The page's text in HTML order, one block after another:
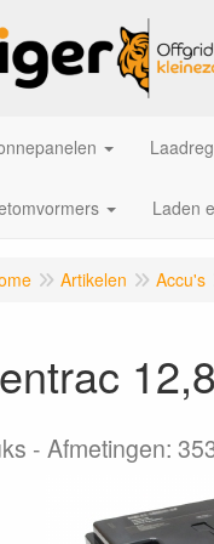
Laden
Artikelen Accu's
Afmetingen: